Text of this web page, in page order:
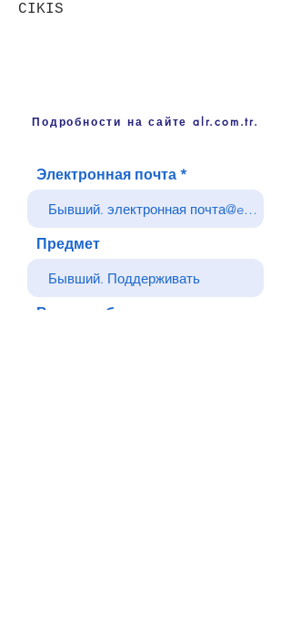
CIKIS
Подробности на сайте alr.com.tr.
Электронная почта
Предмет
Ваше сообщение